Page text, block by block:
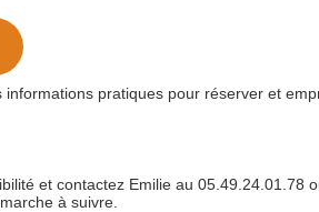
pratiques pour réserver et
et contactez Emilie au 05.49.24.01.78
à suivre.